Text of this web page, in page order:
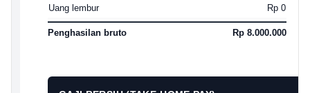
Uang lembur
Rp 0
Penghasilan bruto Rp 8.000.000